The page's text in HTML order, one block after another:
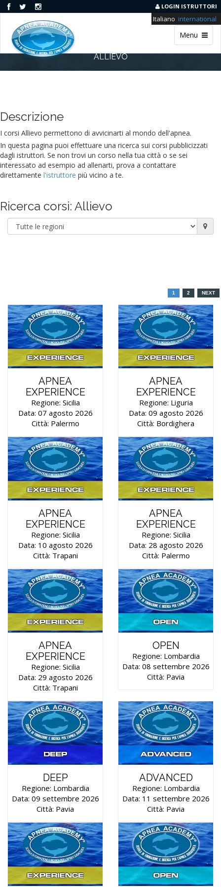
LOGIN ISTRUTTORI
Menu
Italiano international
ALLIEVO
Descrizione
I corsi Allievo permettono di avvicinarti al mondo dell'apnea.
In questa pagina puoi effettuare una ricerca sui corsi pubblicizzati
dagli istruttori. Se non trovi un corso nella tua città o se sei
interessato ad esempio ad allenarti, prova a contattare
direttamente l'istruttore più vicino a te.
Ricerca corsi: Allievo
1 2 NEXT
APNEA
EXPERIENCE
Regione: Sicilia
Data: 07 agosto 2026
Città: Palermo
APNEA
EXPERIENCE
Regione: Liguria
Data: 09 agosto 2026
Città: Bordighera
APNEA
EXPERIENCE
Regione: Sicilia
Data: 10 agosto 2026
Città: Trapani
APNEA
EXPERIENCE
Regione: Sicilia
Data: 28 agosto 2026
Città: Palermo
APNEA
EXPERIENCE
Regione: Sicilia
Data: 29 agosto 2026
Città: Trapani
OPEN
Regione: Lombardia
Data: 08 settembre 2026
Città: Pavia
DEEP
Regione: Lombardia
Data: 09 settembre 2026
Città: Pavia
ADVANCED
Regione: Lombardia
Data: 11 settembre 2026
Città: Pavia